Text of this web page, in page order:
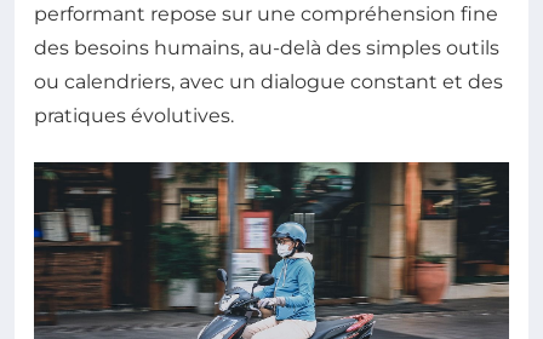
performant repose sur une compréhension fine
des besoins humains, au-delà des simples outils
ou calendriers, avec un dialogue constant et des
pratiques évolutives.